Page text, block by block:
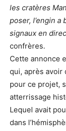
les cratères
poser, l’engin a
signaux en
confrères.
Cette annonce
qui, après avoir
pour ce projet,
atterrissage
Lequel avait
dans